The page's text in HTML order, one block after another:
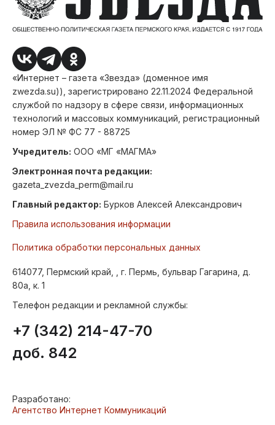
«Интернет – газета «Звезда» (доменное имя
zwezda.su)), зарегистрировано 22.11.2024 Федеральной
службой по надзору в сфере связи, информационных
технологий и массовых коммуникаций, регистрационный
номер ЭЛ № ФС 77 - 88725
Учредитель: ООО «МГ «МАГМА»
Электронная почта редакции:
gazeta_zvezda_perm@mail.ru
Главный редактор: Бурков Алексей Александрович
Правила использования информации
Политика обработки персональных данных
614077, Пермский край, , г. Пермь, бульвар Гагарина, д.
80а, к. 1
Телефон редакции и рекламной службы:
+7 (342) 214-47-70
доб. 842
Разработано:
Агентство Интернет Коммуникаций